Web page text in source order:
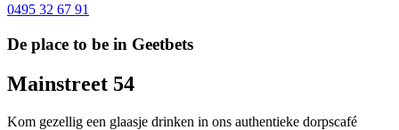
0495 32 67 91
De place to be in Geetbets
Mainstreet 54
Kom gezellig een glaasje drinken in ons authentieke dorpscafé